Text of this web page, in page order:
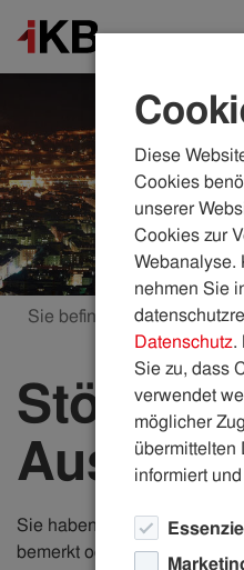
Sie befinden sich hier:
Ausfälle
Sie haben einen
bemerkt oder Probleme mit
Diese
Cookies
unserer
Cookies zur
Webanalyse.
nehmen Sie
Datenschutz.
Sie zu, dass
verwendet
möglicher
übermittelten
informiert